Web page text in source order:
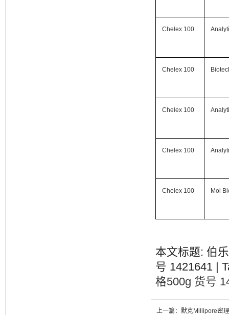
Chelex 100
Chelex 100
Chelex 100
Chelex 100
Chelex 100 Mol
本文标题: 伯
号 1421641 |
格500g 货号
上一篇：默克Millipore密